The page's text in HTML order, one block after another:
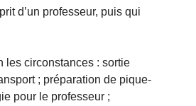
d’un professeur, puis qui
les circonstances : sortie
; préparation de pique-
pour le professeur ;